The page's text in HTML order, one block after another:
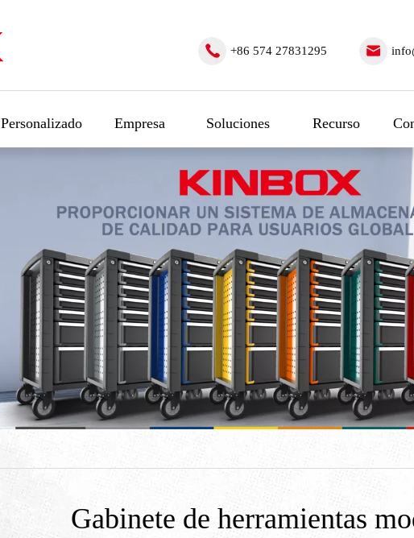
+86 574 27831295
Personalizado Empresa Soluciones Recurso
Gabinete de herramientas